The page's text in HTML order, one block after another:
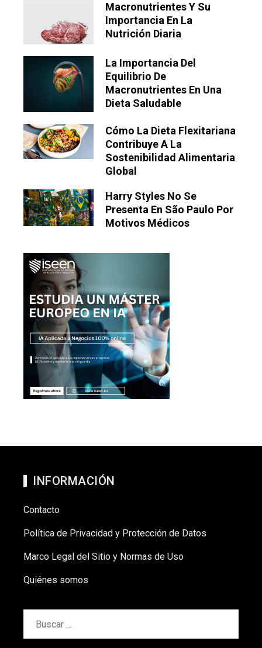
Macronutrientes Y Su
Importancia En La
Nutrición Diaria
La Importancia Del
Equilibrio De
Macronutrientes En Una
Dieta Saludable
Cómo La Dieta Flexitariana
Contribuye A La
Sostenibilidad Alimentaria
Global
Harry Styles No Se
Presenta En São Paulo Por
Motivos Médicos
INFORMACIÓN
Contacto
Política de Privacidad y Protección de Datos
Marco Legal del Sitio y Normas de Uso
Quiénes somos